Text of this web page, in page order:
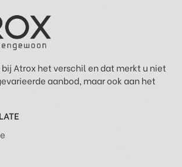
Atrox het verschil en dat merkt u niet
aanbod, maar ook aan het